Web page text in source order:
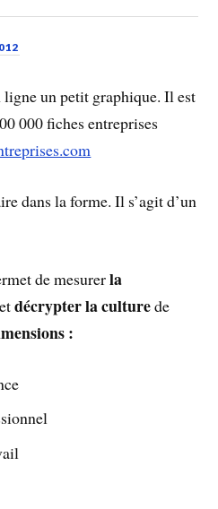
ligne un petit graphique. Il est
000 fiches entreprises
dans la forme. Il s’agit d’un
de mesurerla
etdécrypter la culturede
: